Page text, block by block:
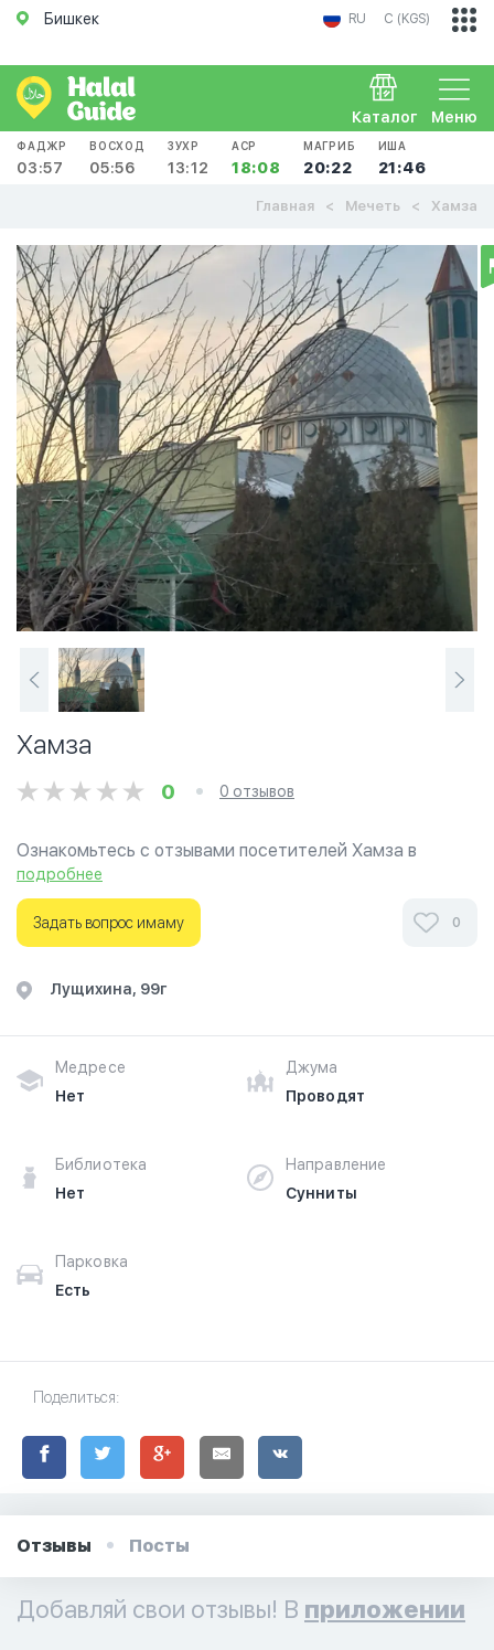
Бишкек RU С (KGS)
Меню
Каталог
ФАДЖР
03:57
ВОСХОД
05:56
ЗУХР
13:12
АСР
18:08
МАГРИБ
20:22
ИША
21:46
Главная Мечеть Хамза
Хамза
0 0 отзывов
Ознакомьтесь с отзывами посетителей Хамза в
г.Бишкек на фотографиях и узнайте о часах работы.
Ваше духовное путешествие начинается здесь.
подробнее
Задать вопрос имаму 0
​Лущихина, 99г​
Медресе
Нет
Джума
Проводят
Библиотека
Нет
Направление
Сунниты
Парковка
Есть
Поделиться:
Отзывы Посты
Добавляй свои отзывы! В приложении